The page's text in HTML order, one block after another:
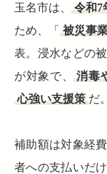
玉名市は、 令和7
ため、「 被災事
表。浸水などの
が対象で、 消毒
心強い支援策 だ。
補助額は対象経
者への支払いだ